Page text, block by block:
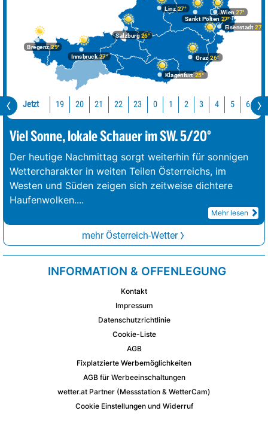
Bregenz29°
Graz26°
Innsbruck27°
Klagenfurt 25°
Linz27°
Salzburg26°
Wien 27°
Eisenstadt 27°
Sankt Pölten 27°
Jetzt 19 20 21 22 23 0 1 2 3 4 5 6 7
Viel Sonne, lokale Schauer im SW. 5/20°
Der heutige Nachmittag sorgt weiterhin für sonnigen
Wettercharakter in weiten Teilen Österreichs, im
Westen und Süden zeigen sich zeitweise dichtere
Haufenwolken....
Mehr lesen
mehr Österreich-Wetter
INFORMATION & OFFENLEGUNG
Kontakt
Impressum
Datenschutzrichtlinie
Cookie-Liste
AGB
Fixplatzierte Werbemöglichkeiten
AGB für Werbeeinschaltungen
wetter.at Partner (Messstation & WetterCam)
Cookie Einstellungen und Widerruf